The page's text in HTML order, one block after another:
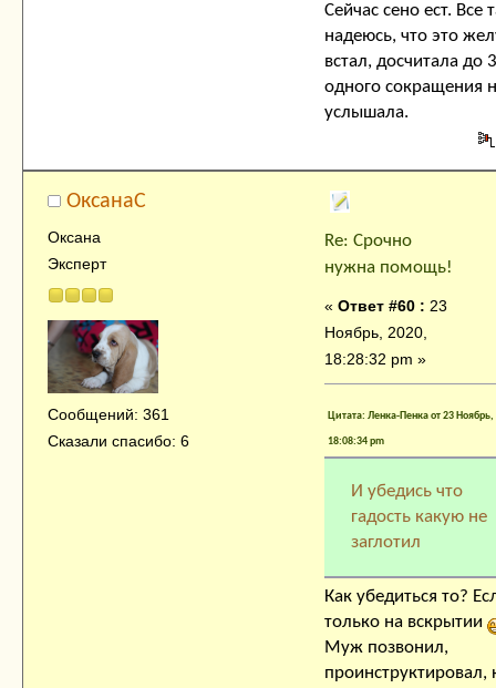
Сейчас сено ест. Все
надеюсь, что это
встал, досчитала до
одного сокращения
услышала.
ОксанаC
Оксана
Эксперт
Сообщений: 361
Сказали спасибо: 6
Re: Срочно
нужна помощь!
« Ответ #60 : 23
Ноябрь, 2020,
18:28:32 pm »
Цитата: Ленка-Пенка от 23 Ноябрь,
18:08:34 pm
И убедись что
гадость какую не
заглотил
Как убедиться то?
только на вскрытии
Муж позвонил,
проинструктировал,